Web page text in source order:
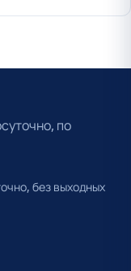
по
без выходных